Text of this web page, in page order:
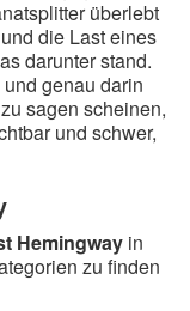
überlebt
die Last eines
darunter stand.
genau darin
sagen scheinen,
und schwer,
Hemingway in
zu finden